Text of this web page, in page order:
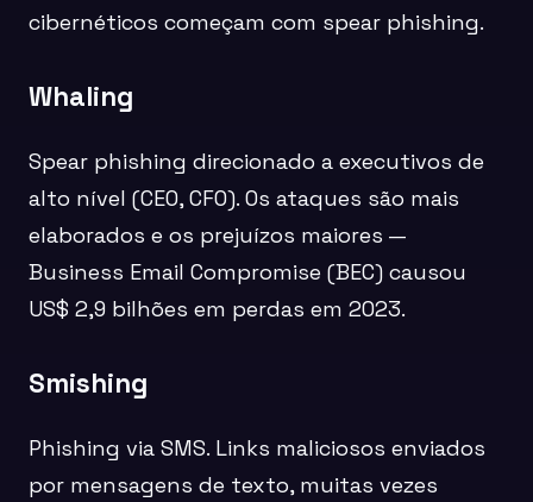
cibernéticos começam com spear phishing.
Whaling
Spear phishing direcionado a executivos de
alto nível (CEO, CFO). Os ataques são mais
elaborados e os prejuízos maiores —
Business Email Compromise (BEC) causou
US$ 2,9 bilhões em perdas em 2023.
Smishing
Phishing via SMS. Links maliciosos enviados
por mensagens de texto, muitas vezes